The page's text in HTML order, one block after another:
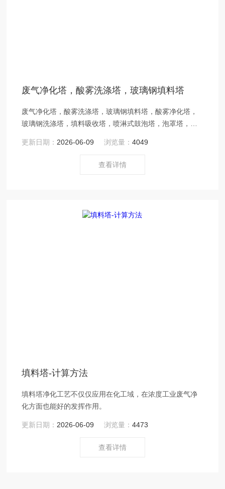
废气净化塔，酸雾洗涤塔，玻璃钢填料塔
废气净化塔，酸雾洗涤塔，玻璃钢填料塔，酸雾净化塔，
玻璃钢洗涤塔，填料吸收塔，喷淋式鼓泡塔，泡罩塔，尾
涤塔，干式洗涤塔，活性炭吸附塔，除臭设备，铬酸回收
期，气液分离器，填料吸收塔，废气吸收净化塔……
更新日期： 2026-06-09 浏览量：4049
查看详情
填料塔-计算方法
填料塔净化工艺不仅仅应用在化工域，在浓度工业废气净
化方面也能好的发挥作用。
更新日期： 2026-06-09 浏览量：4473
查看详情